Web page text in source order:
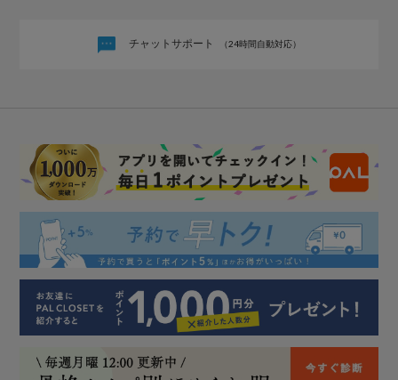
チャットサポート （24時間自動対応）